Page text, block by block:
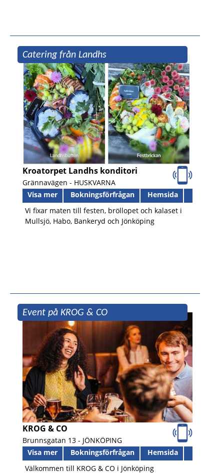
Catering från Landhs
Kroatorpet Landhs konditori
Grännavägen - HUSKVARNA
Visa mer
Bokningsförfrågan
Hemsida
Vi fixar maten till festen, bröllopet och kalaset i
Mullsjö, Habo, Bankeryd och Jönköping
Event på KROG & CO
KROG & CO
Brunnsgatan 13 - JÖNKÖPING
Visa mer
Bokningsförfrågan
Hemsida
Välkommen till KROG & CO i Jönköping